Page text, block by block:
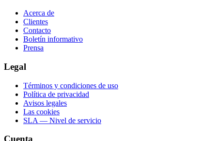
Acerca de
Clientes
Contacto
Boletín informativo
Prensa
Legal
Términos y condiciones de uso
Política de privacidad
Avisos legales
Las cookies
SLA — Nivel de servicio
Cuenta